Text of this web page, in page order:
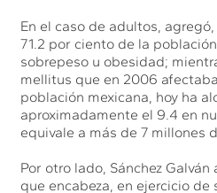
En el caso de adultos,
71.2 por ciento de la
sobrepeso u obesidad;
mellitus que en 2006
población mexicana, hoy ha
aproximadamente el 9.4 en
equivale a más de 7 millones
Por otro lado, Sánchez
que encabeza, en ejercicio